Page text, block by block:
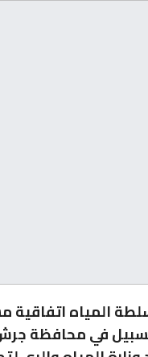
المياه اتفاقية
في محافظة